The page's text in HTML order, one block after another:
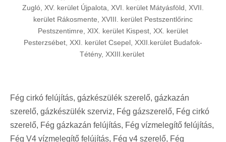
Zugló, XV. kerület Újpalota, XVI. kerület Mátyásföld, XVII.
kerület Rákosmente, XVIII. kerület Pestszentlőrinc
Pestszentimre, XIX. kerület Kispest, XX. kerület
Pesterzsébet, XXI. kerület Csepel, XXII.kerület Budafok-
Tétény, XXIII.kerület
Fég cirkó felújítás, gázkészülék szerelő, gázkazán
szerelő, gázkészülék szerviz, Fég gázszerelő, Fég cirkó
szerelő, Fég gázkazán felújítás, Fég vízmelegítő felújítás,
Fég V4 vízmelegítő felújítás, Fég v4 szerelő, Fég